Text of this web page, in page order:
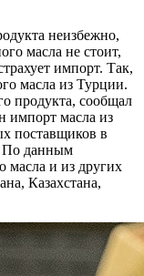
неизбежно,
масла не стоит,
импорт. Так,
масла из Турции.
продукта, сообщал
импорт масла из
поставщиков в
По данным
масла и из других
Казахстана,